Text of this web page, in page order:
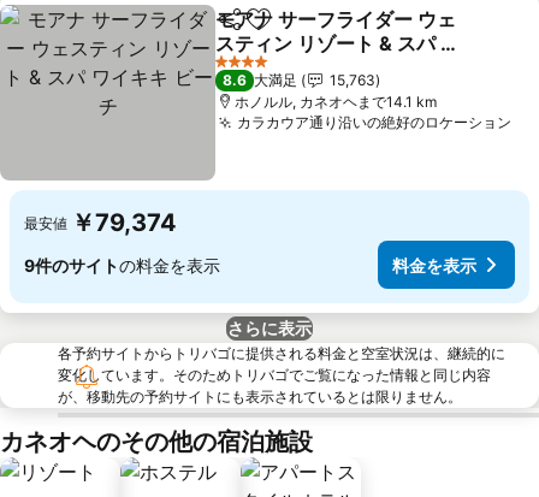
シェアお気に入りに追加
モアナ サーフライダー ウェ
スティン リゾート & スパ ワ
イキキ ビーチ
料金を表示
4 ホテルのランク
8.6 大満足
15,763
ホノルル, カネオヘまで14.1 km
カラカウア通り沿いの絶好のロケーション
最安値 ￥79,374
9件のサイトの料金を表示 料金を表示
さらに表示
各予約サイトからトリバゴに提供される料金と空室状況は、継続的に
変化しています。そのためトリバゴでご覧になった情報と同じ内容
が、移動先の予約サイトにも表示されているとは限りません。
カネオヘのその他の宿泊施設